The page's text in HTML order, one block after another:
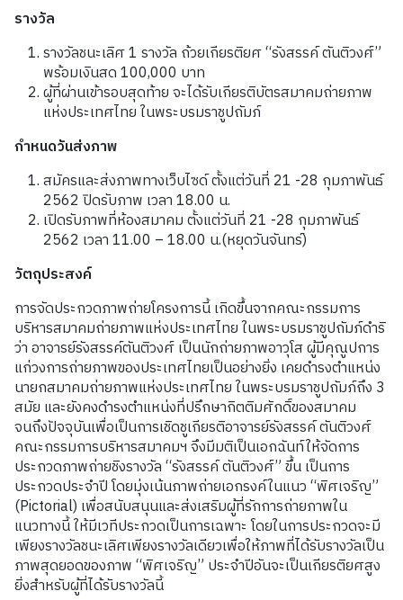
รางวัล
รางวัลชนะเลิศ 1 รางวัล ถ้วยเกียรติยศ “รังสรรค์ ตันติวงศ์”
พร้อมเงินสด 100,000 บาท
ผู้ที่ผ่านเข้ารอบสุดท้าย จะได้รับเกียรติบัตรสมาคมถ่ายภาพ
แห่งประเทศไทย ในพระบรมราชูปถัมภ์
กำหนดวันส่งภาพ
สมัครและส่งภาพทางเว็บไซด์ ตั้งแต่วันที่ 21 -28 กุมภาพันธ์
2562 ปิดรับภาพ เวลา 18.00 น.
เปิดรับภาพที่ห้องสมาคม ตั้งแต่วันที่ 21 -28 กุมภาพันธ์
2562 เวลา 11.00 – 18.00 น.(หยุดวันจันทร์)
วัตถุประสงค์
การจัดประกวดภาพถ่ายโครงการนี้ เกิดขึ้นจากคณะกรรมการ
บริหารสมาคมถ่ายภาพแห่งประเทศไทย ในพระบรมราชูปถัมภ์ดำริ
ว่า อาจารย์รังสรรค์ตันติวงศ์ เป็นนักถ่ายภาพอาวุโส ผู้มีคุณูปการ
แก่วงการถ่ายภาพของประเทศไทยเป็นอย่างยิ่ง เคยดำรงตำแหน่ง
นายกสมาคมถ่ายภาพแห่งประเทศไทย ในพระบรมราชูปถัมภ์ถึง 3
สมัย และยังคงดำรงตำแหน่งที่ปรึกษากิตติมศักดิ์ของสมาคม
จนถึงปัจจุบันเพื่อเป็นการเชิดชูเกียรติอาจารย์รังสรรค์ ตันติวงศ์
คณะกรรมการบริหารสมาคมฯ จึงมีมติเป็นเอกฉันท์ให้จัดการ
ประกวดภาพถ่ายชิงรางวัล “รังสรรค์ ตันติวงศ์” ขึ้น เป็นการ
ประกวดประจำปี โดยมุ่งเน้นภาพถ่ายเอกรงค์ในแนว “พิศเจริญ”
(Pictorial) เพื่อสนับสนุนและส่งเสริมผู้ที่รักการถ่ายภาพใน
แนวทางนี้ ให้มีเวทีประกวดเป็นการเฉพาะ โดยในการประกวดจะมี
เพียงรางวัลชนะเลิศเพียงรางวัลเดียวเพื่อให้ภาพที่ได้รับรางวัลเป็น
ภาพสุดยอดของภาพ “พิศเจริญ” ประจำปีอันจะเป็นเกียรติยศสูง
ยิ่งสำหรับผู้ที่ได้รับรางวัลนี้